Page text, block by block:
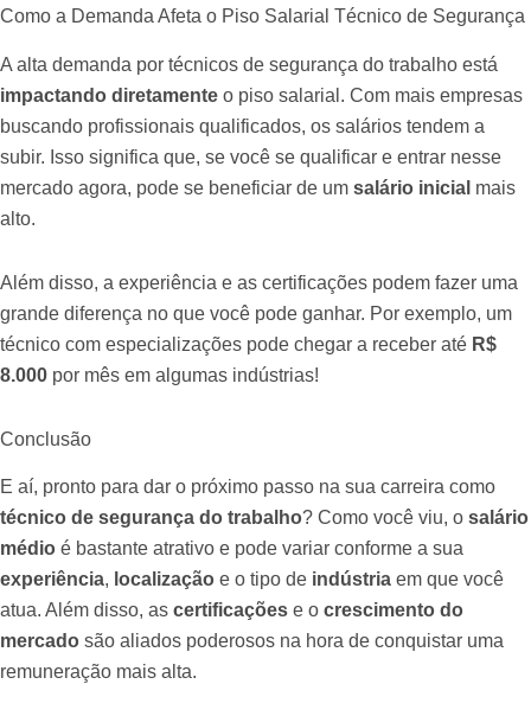
Como a Demanda Afeta o Piso Salarial Técnico de Segurança
A alta demanda por técnicos de segurança do trabalho está
impactando diretamente o piso salarial. Com mais empresas
buscando profissionais qualificados, os salários tendem a
subir. Isso significa que, se você se qualificar e entrar nesse
mercado agora, pode se beneficiar de um salário inicial mais
alto.
Além disso, a experiência e as certificações podem fazer uma
grande diferença no que você pode ganhar. Por exemplo, um
técnico com especializações pode chegar a receber até R$
8.000 por mês em algumas indústrias!
Conclusão
E aí, pronto para dar o próximo passo na sua carreira como
técnico de segurança do trabalho? Como você viu, o salário
médio é bastante atrativo e pode variar conforme a sua
experiência, localização e o tipo de indústria em que você
atua. Além disso, as certificações e o crescimento do
mercado são aliados poderosos na hora de conquistar uma
remuneração mais alta.